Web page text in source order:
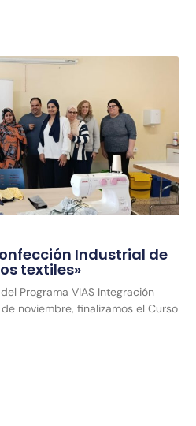
Industrial de
textiles»
Programa VIAS Integración
noviembre, finalizamos el Curso